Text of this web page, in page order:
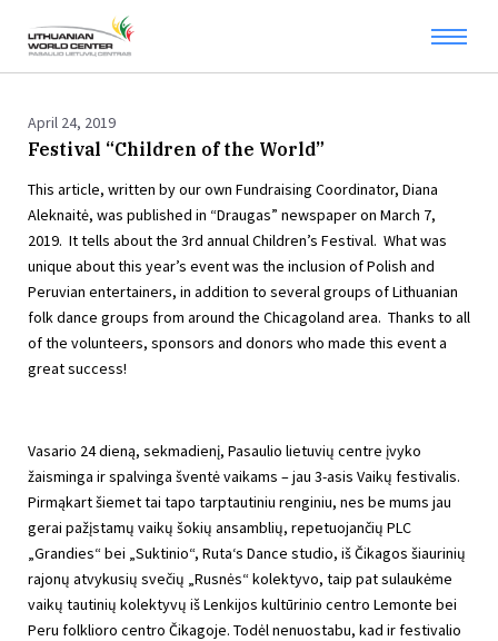
April 24, 2019
Festival “Children of the World”
This article, written by our own Fundraising Coordinator, Diana
Aleknaitė, was published in “Draugas” newspaper on March 7,
2019. It tells about the 3rd annual Children’s Festival. What was
unique about this year’s event was the inclusion of Polish and
Peruvian entertainers, in addition to several groups of Lithuanian
folk dance groups from around the Chicagoland area. Thanks to all
of the volunteers, sponsors and donors who made this event a
great success!
Vasario 24 dieną, sekmadienį, Pasaulio lietuvių centre įvyko
žaisminga ir spalvinga šventė vaikams – jau 3-asis Vaikų festivalis.
Pirmąkart šiemet tai tapo tarptautiniu renginiu, nes be mums jau
gerai pažįstamų vaikų šokių ansamblių, repetuojančių PLC
„Grandies“ bei „Suktinio“, Ruta‘s Dance studio, iš Čikagos šiaurinių
rajonų atvykusių svečių „Rusnės“ kolektyvo, taip pat sulaukėme
vaikų tautinių kolektyvų iš Lenkijos kultūrinio centro Lemonte bei
Peru folklioro centro Čikagoje. Todėl nenuostabu, kad ir festivalio